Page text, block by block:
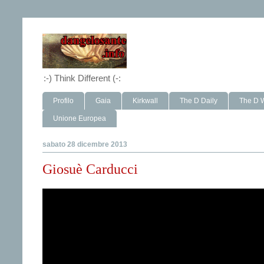
:-) Think Different (-:
Profilo Gaia Kirkwall The D Daily The D
Unione Europea
sabato 28 dicembre 2013
Giosuè Carducci